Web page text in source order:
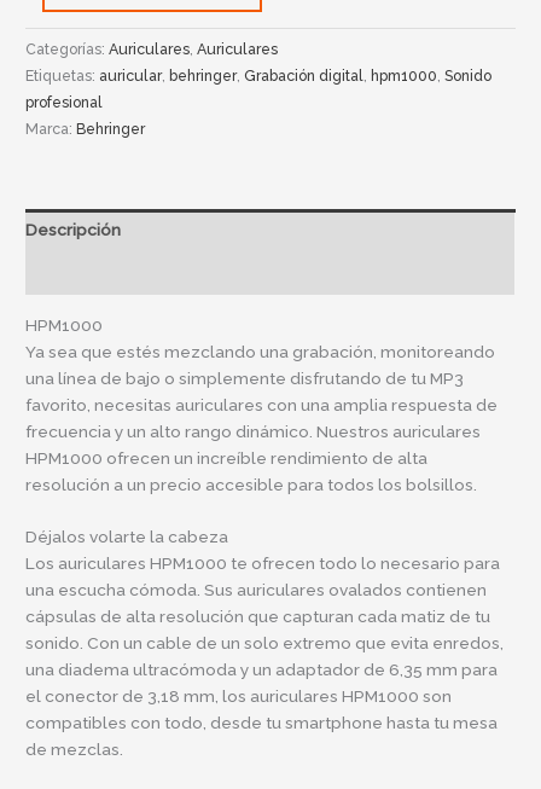
Categorías:Auriculares ,Auriculares
Etiquetas: auricular, behringer, Grabación digital hpm1000 ,Sonido
profesional
Marca:Behringer
Descripción
HPM1000
Ya sea que estés mezclando una grabación, monitoreando
una línea de bajo o simplemente disfrutando de tu MP3
favorito, necesitas auriculares con una amplia respuesta de
frecuencia y un alto rango dinámico. Nuestros auriculares
HPM1000 ofrecen un increíble rendimiento de alta
resolución a un precio accesible para todos los bolsillos.
Déjalos volarte la cabeza
Los auriculares HPM1000 te ofrecen todo lo necesario para
una escucha cómoda. Sus auriculares ovalados contienen
cápsulas de alta resolución que capturan cada matiz de tu
sonido. Con un cable de un solo extremo que evita enredos,
una diadema ultracómoda y un adaptador de 6,35 mm para
el conector de 3,18 mm, los auriculares HPM1000 son
compatibles con todo, desde tu smartphone hasta tu mesa
de mezclas.